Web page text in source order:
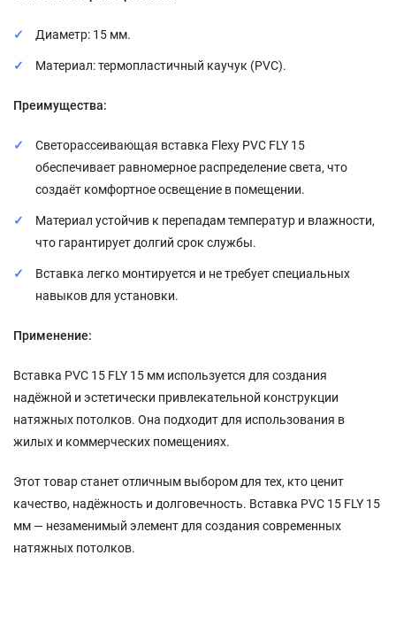
Диаметр: 15 мм.
Материал: термопластичный каучук (PVC).
Преимущества:
Светорассеивающая вставка Flexy PVC FLY 15
обеспечивает равномерное распределение света, что
создаёт комфортное освещение в помещении.
Материал устойчив к перепадам температур и влажности,
что гарантирует долгий срок службы.
Вставка легко монтируется и не требует специальных
навыков для установки.
Применение:
Вставка PVC 15 FLY 15 мм используется для создания
надёжной и эстетически привлекательной конструкции
натяжных потолков. Она подходит для использования в
жилых и коммерческих помещениях.
Этот товар станет отличным выбором для тех, кто ценит
качество, надёжность и долговечность. Вставка PVC 15 FLY 15
мм — незаменимый элемент для создания современных
натяжных потолков.